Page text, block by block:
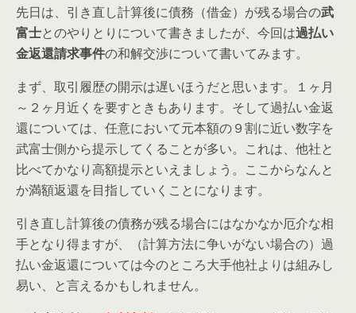
先日は、引き直し計算後に債務（借金）が残る場合の武
富士とのやりとりについて書きましたが、今回は過払い
金返還請求事件の和解交渉について書いてみます。
まず、取引履歴の開示は遅いほうだと思います。１ヶ月
～２ヶ月近くを要すときもあります。そして過払い金返
還については、任意において元本額の９割に近い数字を
武富士側から提示してくることが多い。これは、他社と
比べてかなり高額提示といえましょう。ここからなんと
か満額返還を目指していくことになります。
引き直し計算後の債務が残る場合にはなかなか厄介な相
手となり得ますが、（計算方法に争いがない場合の）過
払い金返還については今のところ大手他社よりは組みし
易い、と言えるかもしれません。